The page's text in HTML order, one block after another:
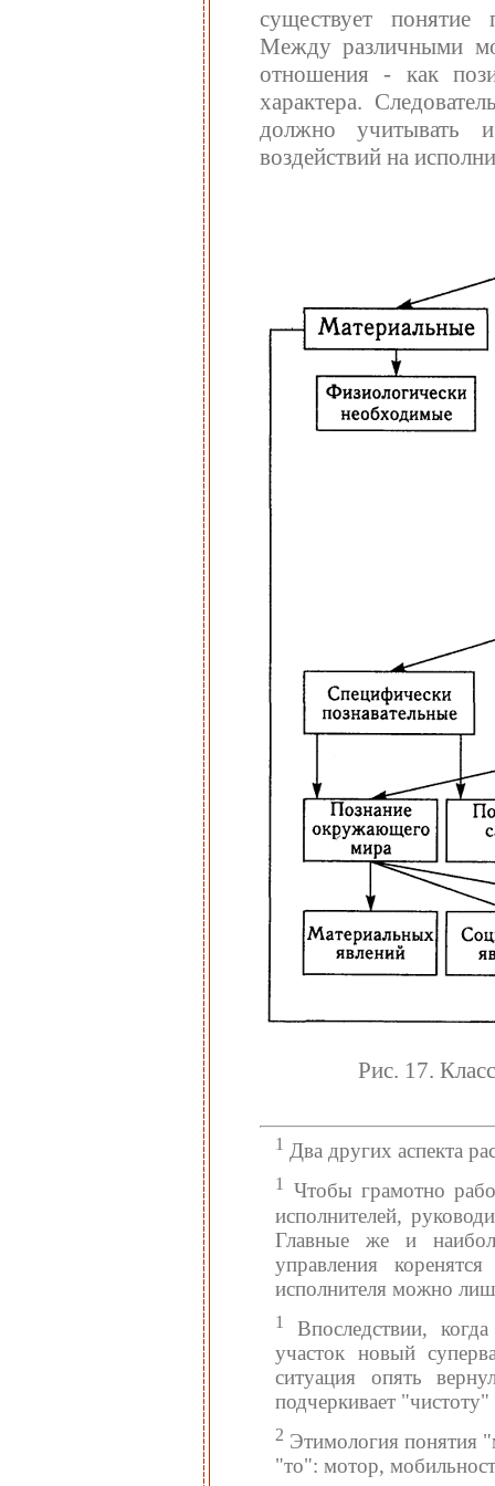
существует понятие
Между различными
отношения - как
характера.
должно учитывать и
воздействий на
Рис. 17.
1 Два других аспекта
1
Чтобы грамотно
исполнителей,
Главные же и
управления
исполнителя можно
1
Впоследствии,
участок новый
ситуация опять
подчеркивает
2 Этимология понятия
"то": мотор,